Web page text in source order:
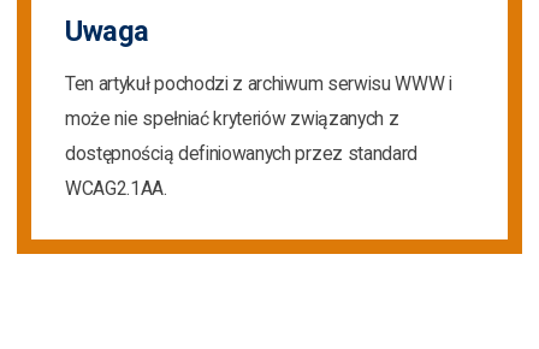
Uwaga
Ten artykuł pochodzi z archiwum serwisu WWW i
może nie spełniać kryteriów związanych z
dostępnością definiowanych przez standard
WCAG2.1AA.